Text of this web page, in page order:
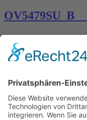
Kontakt
Königstraße 28
70173 Stuttgart
T: 0711 29 39 20
kontakt@kaestner-